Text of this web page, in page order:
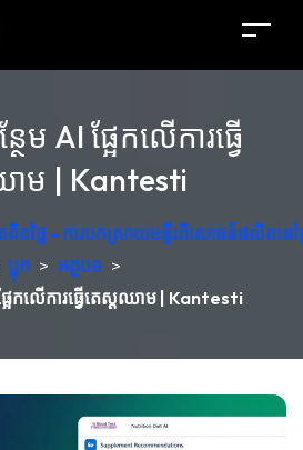
ម AI ផ្អែកលើការធ្វើ
ាម | Kantesti
តថ្លៃ - ការបកស្រាយមន្ទីរពិសោធន៍ផលិតន
ប្លុក > អត្ថបទ >
អែកលើការធ្វើតេស្តឈាម | Kantesti